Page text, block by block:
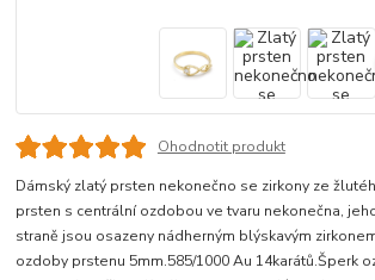
Ohodnotit produkt
Dámský zlatý prsten nekonečno se zirkony ze
prsten s centrální ozdobou ve tvaru nekonečna,
straně jsou osazeny nádherným blýskavým
ozdoby prstenu 5mm.585/1000 Au 14karátů.Šperk